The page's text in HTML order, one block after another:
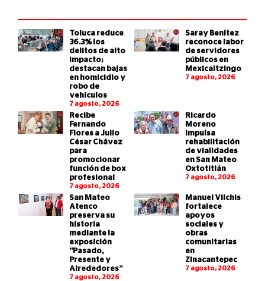
Toluca reduce
36.3% los
delitos de alto
impacto;
destacan bajas
en homicidio y
robo de
vehículos
7 agosto, 2026
Saray Benítez
reconoce labor
de servidores
públicos en
Mexicaltzingo
7 agosto, 2026
Recibe
Fernando
Flores a Julio
César Chávez
para
promocionar
función de box
profesional
7 agosto, 2026
Ricardo
Moreno
impulsa
rehabilitación
de vialidades
en San Mateo
Oxtotitlán
7 agosto, 2026
San Mateo
Atenco
preserva su
historia
mediante la
exposición
“Pasado,
Presente y
Alrededores”
7 agosto, 2026
Manuel Vilchis
fortalece
apoyos
sociales y
obras
comunitarias
en
Zinacantepec
7 agosto, 2026